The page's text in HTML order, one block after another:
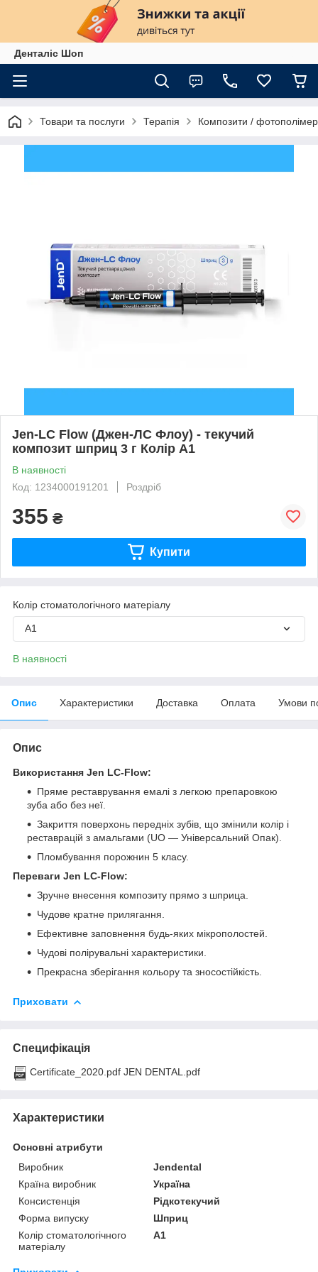
Денталіс Шоп
Товари та послуги Терапія Композити /
Jen-LC Flow (Джен-ЛС Флоу) - текучий
композит шприц 3 г Колір А1
В наявності
Код: 1234000191201
Роздріб
355 ₴
Купити
Колір стоматологічного матеріалу
A1
В наявності
Опис Характеристики Доставка Оплата Умови
Опис
Використання Jen LC-Flow:
Пряме реставрування емалі з легкою препаровкою
зуба або без неї.
Закриття поверхонь передніх зубів, що змінили колір і
реставрацій з амальгами (UO — Універсальний Опак).
Пломбування порожнин 5 класу.
Переваги Jen LC-Flow:
Зручне внесення композиту прямо з шприца.
Чудове кратне прилягання.
Ефективне заповнення будь-яких мікрополостей.
Чудові полірувальні характеристики.
Прекрасна зберігання кольору та зносостійкість.
Приховати
Специфікація
Certificate_2020.pdf JEN DENTAL.pdf
Характеристики
Основні атрибути
Виробник
Jendental
Країна виробник
Україна
Консистенція
Рідкотекучий
Форма випуску
Шприц
Колір стоматологічного
матеріалу
A1